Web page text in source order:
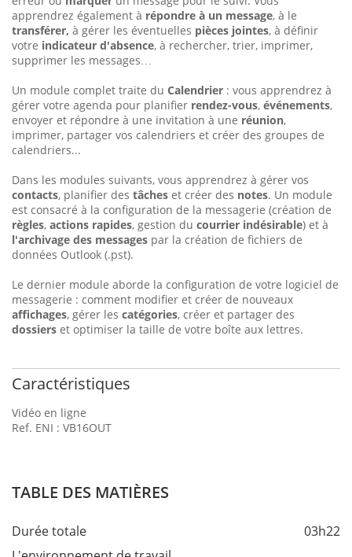
apprendrez également à répondre à un message, à le
transférer, à gérer les éventuelles pièces jointes, à définir
votre indicateur d'absence, à rechercher, trier, imprimer,
supprimer les messages…
Un module complet traite du Calendrier : vous apprendrez à
gérer votre agenda pour planifier rendez-vous, événements,
envoyer et répondre à une invitation à une réunion,
imprimer, partager vos calendriers et créer des groupes de
calendriers...
Dans les modules suivants, vous apprendrez à gérer vos
contacts, planifier des tâches et créer des notes. Un module
est consacré à la configuration de la messagerie (création de
règles, actions rapides, gestion du courrier indésirable) et à
l'archivage des messages par la création de fichiers de
données Outlook (.pst).
Le dernier module aborde la configuration de votre logiciel de
messagerie : comment modifier et créer de nouveaux
affichages, gérer les catégories, créer et partager des
dossiers et optimiser la taille de votre boîte aux lettres.
Caractéristiques
Vidéo en ligne
Ref. ENI : VB16OUT
TABLE DES MATIÈRES
Durée totale
03h22